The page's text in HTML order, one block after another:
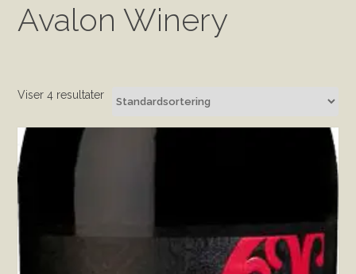
Avalon Winery
Viser 4 resultater